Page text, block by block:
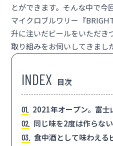
とができます。そんな中で今
マイクロブルワリー『
升に注いだビールをいただき
取り組みをお伺いしてきまし
目次
1
2021年オープン。富士
ー
2
同じ味を2度は作らな
だけ
3 食中酒として味わえる